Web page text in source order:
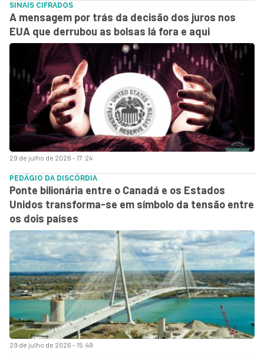
29 de julho de 2026 - 17:24
SINAIS CIFRADOS
A mensagem por trás da decisão dos juros nos
EUA que derrubou as bolsas lá fora e aqui
29 de julho de 2026 - 15:49
PEDÁGIO DA DISCÓRDIA
Ponte bilionária entre o Canadá e os Estados
Unidos transforma-se em símbolo da tensão entre
os dois países